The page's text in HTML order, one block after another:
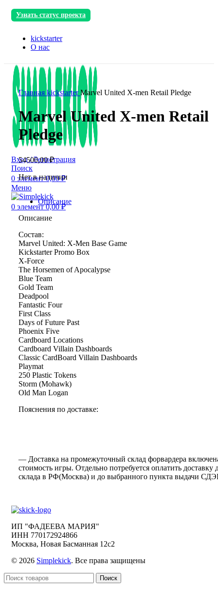
Узнать статус проекта
kickstarter
О нас
Вход / Регистрация
Поиск
0 элемент 0,00₽
Меню
0 элемент 0,00₽
Главная kickstarterMarvel United X-men Retail Pledge
Marvel United X-men Retail
Pledge
54500,00₽
Нет в наличии
Описание
Описание
Состав:
Marvel United: X-Men Base Game
Kickstarter Promo Box
X-Force
The Horsemen of Apocalypse
Blue Team
Gold Team
Deadpool
Fantastic Four
First Class
Days of Future Past
Phoenix Five
Cardboard Locations
Cardboard Villain Dashboards
Classic CardBoard Villain Dashboards
Playmat
250 Plastic Tokens
Storm (Mohawk)
Old Man Logan
Пояснения по доставке:
— Доставка на промежуточный склад форвардера
стоимость игры. Отдельно потребуется оплатить доставку
склада в РФ(Москва) и до выбранного пункта выдачи
ИП "ФАДЕЕВА МАРИЯ"
ИНН 770172924866
Москва, Новая Басманная 12с2
© 2026 Simplekick. Все права защищены
Поиск